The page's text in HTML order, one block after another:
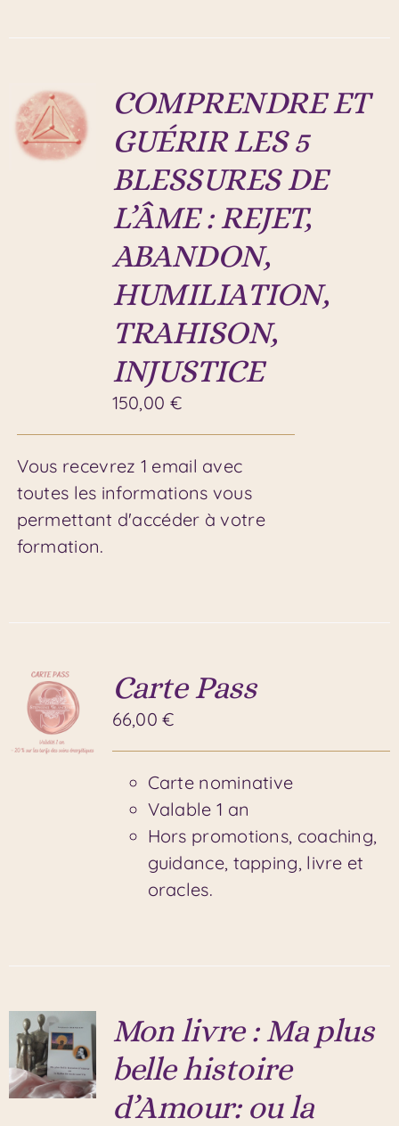
COMPRENDRE ET
GUÉRIR LES 5
BLESSURES DE
L’ÂME : REJET,
ABANDON,
HUMILIATION,
TRAHISON,
INJUSTICE
150,00 €
Vous recevrez 1 email avec
toutes les informations vous
permettant d'accéder à votre
formation.
Carte Pass
66,00€
Carte nominative
Valable 1 an
Hors promotions, coaching,
guidance, tapping, livre et
oracles.
Mon livre : Ma plus
belle histoire
d’Amour: ou la